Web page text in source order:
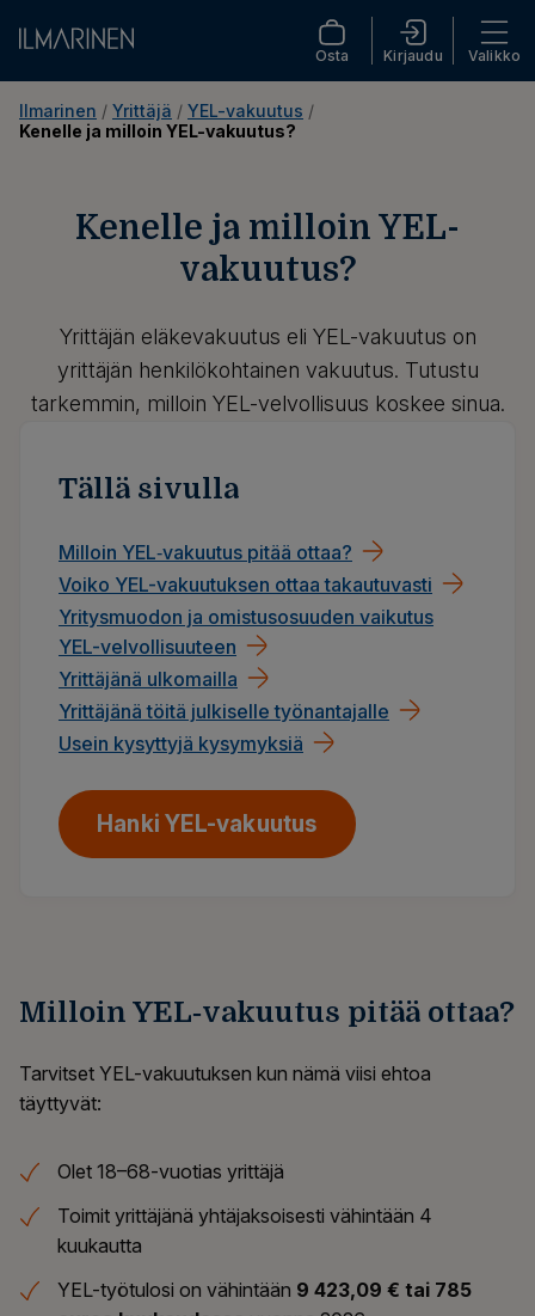
Osta Kirjaudu Valikko
Ilmarinen / Yrittäjä / YEL-vakuutus /
Kenelle ja milloin YEL-vakuutus?
Kenelle ja milloin YEL-
vakuutus?
Yrittäjän eläkevakuutus eli YEL-vakuutus on
yrittäjän henkilökohtainen vakuutus. Tutustu
tarkemmin, milloin YEL-velvollisuus koskee sinua.
Tällä sivulla
Milloin YEL‑vakuutus pitää ottaa?
Voiko YEL-vakuutuksen ottaa takautuvasti
Yritysmuodon ja omistusosuuden vaikutus
YEL-velvollisuuteen
Yrittäjänä ulkomailla
Yrittäjänä töitä julkiselle työnantajalle
Usein kysyttyjä kysymyksiä
Hanki YEL-vakuutus
Milloin YEL‑vakuutus pitää ottaa?
Tarvitset YEL-vakuutuksen kun nämä viisi ehtoa
täyttyvät:
Olet 18–68-vuotias yrittäjä
Toimit yrittäjänä yhtäjaksoisesti vähintään 4
kuukautta
YEL-työtulosi on vähintään 9 423,09 € tai 785